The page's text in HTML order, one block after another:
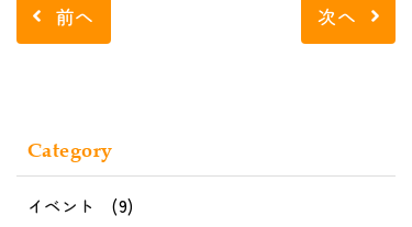
前へ 次へ
Category
イベント (9)